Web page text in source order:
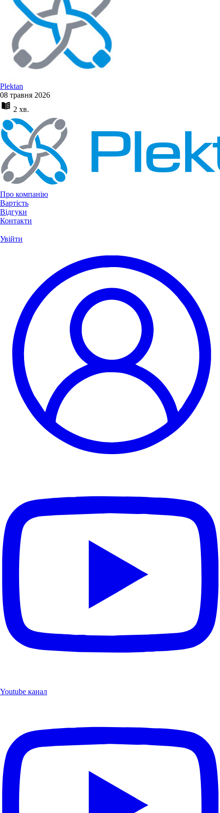
Plektan
08 травня 2026
2 хв.
Про компанію
Вартість
Відгуки
Контакти
Увійти
Youtube канал